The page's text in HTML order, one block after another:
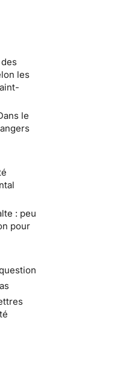
les
le
: peu
pour